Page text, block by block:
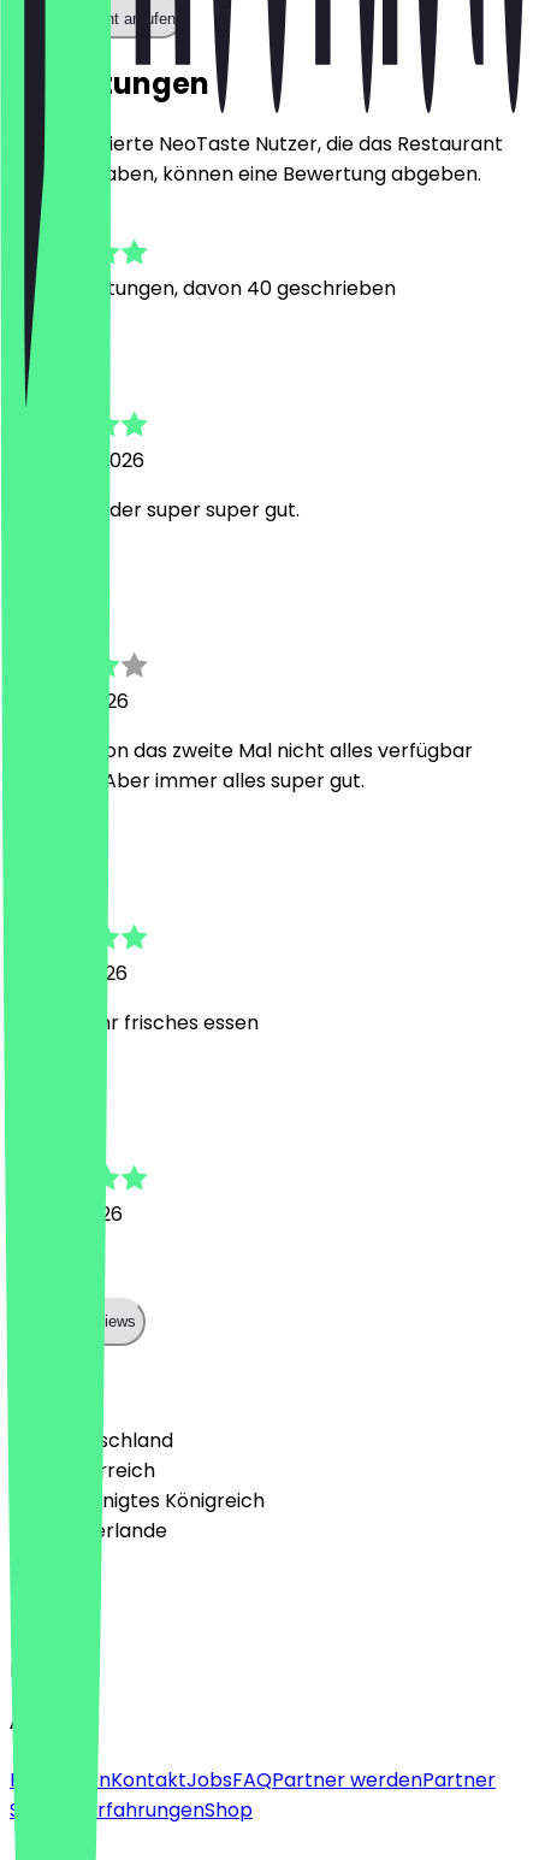
Restaurant anrufen
Bewertungen
Nur registrierte NeoTaste Nutzer, die das Restaurant
besucht haben, können eine Bewertung abgeben.
229
Bewertungen, davon 40 geschrieben
Lia
3. August 2026
Immer wieder super super gut.
30. Juni 2026
Leider schon das zweite Mal nicht alles verfügbar
gewesen. Aber immer alles super gut.
23. Juni 2026
immer sehr frisches essen
13. Juni 2026
Show all reviews
🇩🇪 Deutschland
🇦🇹 Österreich
🇬🇧 Vereinigtes Königreich
🇳🇱 Niederlande
Deutsch
English
About
Für FirmenKontaktJobsFAQPartner werdenPartner
Support
ErfahrungenShop